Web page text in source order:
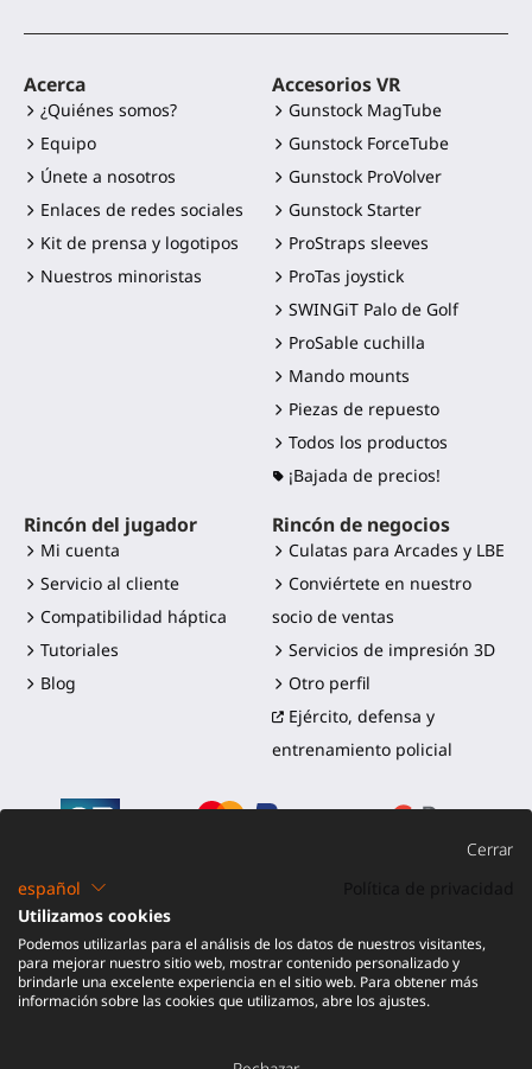
Acerca
¿Quiénes somos?
Equipo
Únete a nosotros
Enlaces de redes sociales
Kit de prensa y logotipos
Nuestros minoristas
Accesorios VR
Gunstock MagTube
Gunstock ForceTube
Gunstock ProVolver
Gunstock Starter
ProStraps sleeves
ProTas joystick
SWINGiT Palo de Golf
ProSable cuchilla
Mando mounts
Piezas de repuesto
Todos los productos
¡Bajada de precios!
Rincón del jugador
Mi cuenta
Servicio al cliente
Compatibilidad háptica
Tutoriales
Blog
Rincón de negocios
Culatas para Arcades y LBE
Conviértete en nuestro
socio de ventas
Servicios de impresión 3D
Otro perfil
Ejército, defensa y
entrenamiento policial
©2016-2026 - ProTubeVR™
aranceles |Garantía|Devolución y reembolso
Cerrar
español
Utilizamos cookies
Podemos utilizarlas para el análisis de los datos de nuestros visitantes,
para mejorar nuestro sitio web, mostrar contenido personalizado y
brindarle una excelente experiencia en el sitio web. Para obtener más
información sobre las cookies que utilizamos, abre los ajustes.